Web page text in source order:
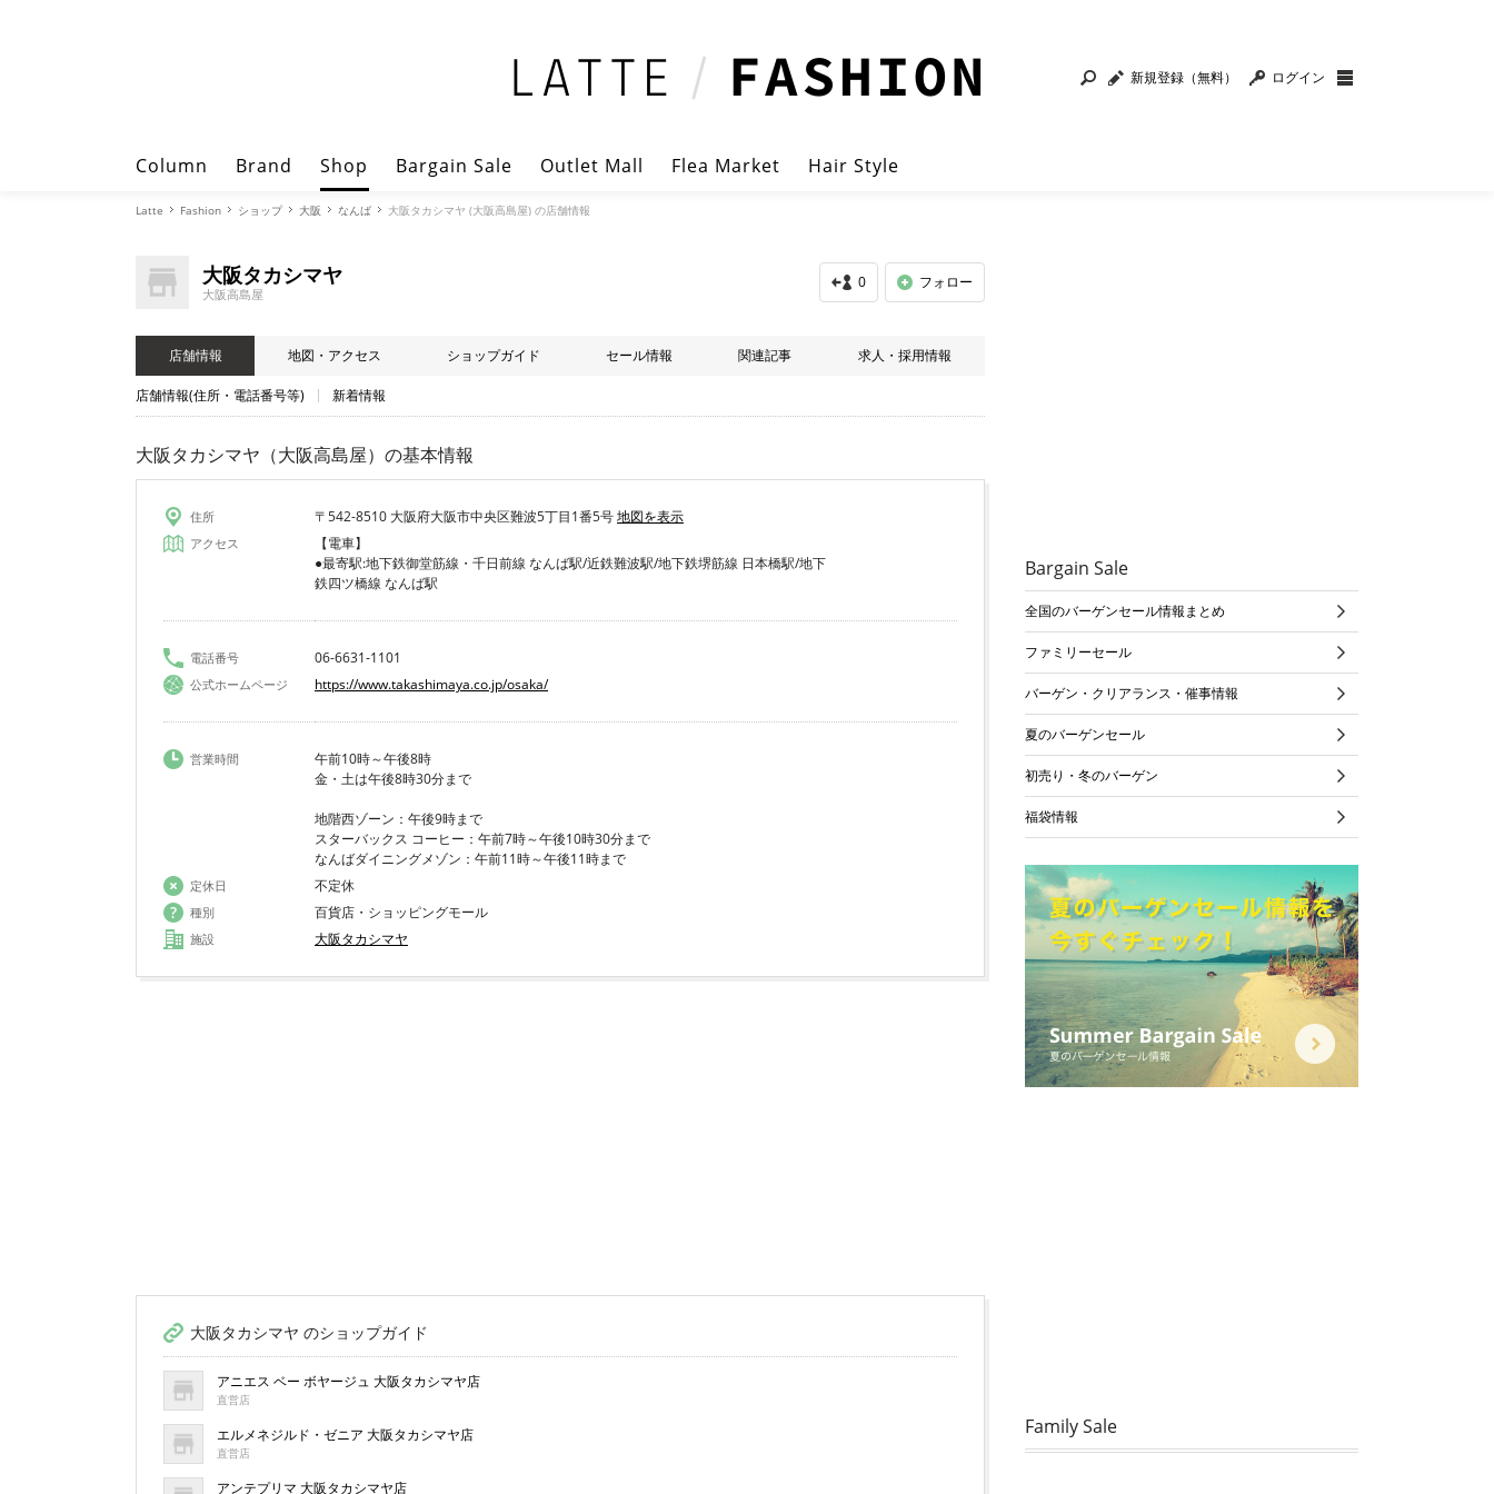
新規登録（無料） ログイン
Column Brand Shop Bargain Sale Outlet Mall Flea Market Hair Style
Latte Fashion ショップ 大阪 なんば 大阪タカシマヤ (大阪高島屋) の店舗情報
大阪タカシマヤ
大阪高島屋
0 フォロー
店舗情報 地図・アクセス ショップガイド セール情報 関連記事 求人・採用情報
店舗情報(住所・電話番号等) 新着情報
大阪タカシマヤ（大阪高島屋） の基本情報
住所 〒542-8510 大阪府大阪市中央区難波5丁目1番5号地図を表示
アクセス
【電車】
●最寄駅:地下鉄御堂筋線・千日前線 なんば駅/近鉄難波駅/地下鉄堺筋線 日本橋駅/地下
鉄四ツ橋線 なんば駅
電話番号 06-6631‐1101
公式ホームページ https://www.takashimaya.co.jp/osaka/
営業時間
午前10時～午後8時
金・土は午後8時30分まで
地階西ゾーン：午後9時まで
スターバックス コーヒー：午前7時～午後10時30分まで
なんばダイニングメゾン：午前11時～午後11時まで
定休日 不定休
種別 百貨店・ショッピングモール
施設 大阪タカシマヤ
大阪タカシマヤ のショップガイド
アニエス ベー ボヤージュ 大阪タカシマヤ店
直営店
エルメネジルド・ゼニア 大阪タカシマヤ店
直営店
アンテプリマ 大阪タカシマヤ店
Bargain Sale
全国のバーゲンセール情報まとめ
ファミリーセール
バーゲン・クリアランス・催事情報
夏のバーゲンセール
初売り・冬のバーゲン
福袋情報
Family Sale